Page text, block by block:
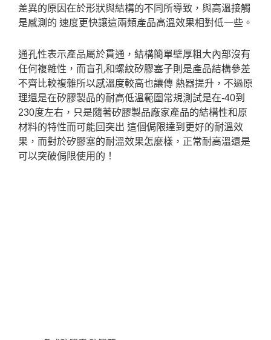
差異的原因在於形狀與結構的不同所導致，與高溫接觸
是感測的 速度更快讓這兩類產品高溫效果相對低一些。
通孔性表示產品屬於貫通，結構簡單壁厚粗大內部沒有
任何複雜性，而盲孔和螺紋矽膠塞子則是產品結構參差
不齊比較複雜所以感溫度較高也讓傳 熱器提升，不過原
理還是在矽膠製品的耐高低溫範圍常規測試是在-40到
230度左右，只是隨著矽膠製品廠家產品的結構性和原
材料的特性而可能回突出 這個侷限達到更好的耐溫效
果，而對於矽膠塞的耐溫效果怎麼樣，正常耐高溫還是
可以突破侷限使用的！